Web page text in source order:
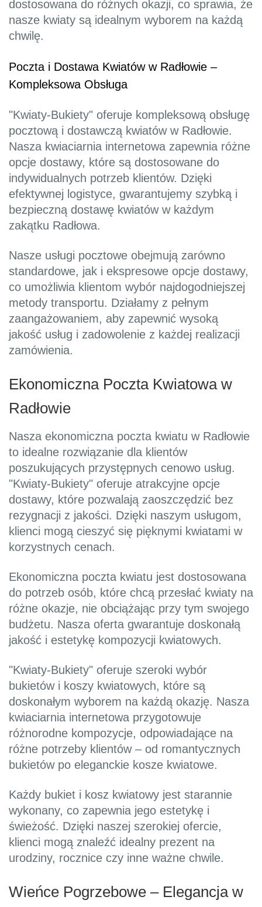
dostosowana do różnych okazji, co sprawia, że
nasze kwiaty są idealnym wyborem na każdą
chwilę.
Poczta i Dostawa Kwiatów w Radłowie –
Kompleksowa Obsługa
"Kwiaty-Bukiety" oferuje kompleksową obsługę
pocztową i dostawczą kwiatów w Radłowie.
Nasza kwiaciarnia internetowa zapewnia różne
opcje dostawy, które są dostosowane do
indywidualnych potrzeb klientów. Dzięki
efektywnej logistyce, gwarantujemy szybką i
bezpieczną dostawę kwiatów w każdym
zakątku Radłowa.
Nasze usługi pocztowe obejmują zarówno
standardowe, jak i ekspresowe opcje dostawy,
co umożliwia klientom wybór najdogodniejszej
metody transportu. Działamy z pełnym
zaangażowaniem, aby zapewnić wysoką
jakość usług i zadowolenie z każdej realizacji
zamówienia.
Ekonomiczna Poczta Kwiatowa w
Radłowie
Nasza ekonomiczna poczta kwiatu w Radłowie
to idealne rozwiązanie dla klientów
poszukujących przystępnych cenowo usług.
"Kwiaty-Bukiety" oferuje atrakcyjne opcje
dostawy, które pozwalają zaoszczędzić bez
rezygnacji z jakości. Dzięki naszym usługom,
klienci mogą cieszyć się pięknymi kwiatami w
korzystnych cenach.
Ekonomiczna poczta kwiatu jest dostosowana
do potrzeb osób, które chcą przesłać kwiaty na
różne okazje, nie obciążając przy tym swojego
budżetu. Nasza oferta gwarantuje doskonałą
jakość i estetykę kompozycji kwiatowych.
"Kwiaty-Bukiety" oferuje szeroki wybór
bukietów i koszy kwiatowych, które są
doskonałym wyborem na każdą okazję. Nasza
kwiaciarnia internetowa przygotowuje
różnorodne kompozycje, odpowiadające na
różne potrzeby klientów – od romantycznych
bukietów po eleganckie kosze kwiatowe.
Każdy bukiet i kosz kwiatowy jest starannie
wykonany, co zapewnia jego estetykę i
świeżość. Dzięki naszej szerokiej ofercie,
klienci mogą znaleźć idealny prezent na
urodziny, rocznice czy inne ważne chwile.
Wieńce Pogrzebowe – Elegancja w